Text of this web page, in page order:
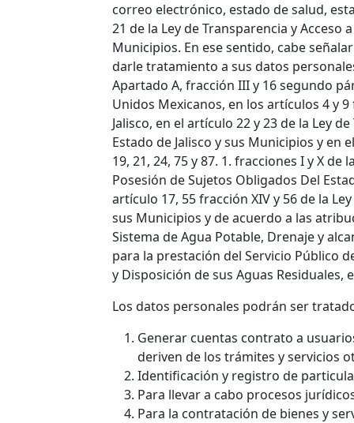
correo electrónico, estado de salud,
21 de la Ley de Transparencia y Acceso
Municipios. En ese sentido, cabe
darle tratamiento a sus datos
Apartado A, fracción III y 16 segundo
Unidos Mexicanos, en los artículos 4 y
Jalisco, en el artículo 22 y 23 de la Ley
Estado de Jalisco y sus Municipios y en
19, 21, 24, 75 y 87. 1. fracciones I y X
Posesión de Sujetos Obligados Del
artículo 17, 55 fracción XIV y 56 de la
sus Municipios y de acuerdo a las
Sistema de Agua Potable, Drenaje y
para la prestación del Servicio Público
y Disposición de sus Aguas Residuales,
Los datos personales podrán ser
Generar cuentas contrato a
deriven de los trámites y servicios
Identificación y registro de
Para llevar a cabo procesos
Para la contratación de bienes y